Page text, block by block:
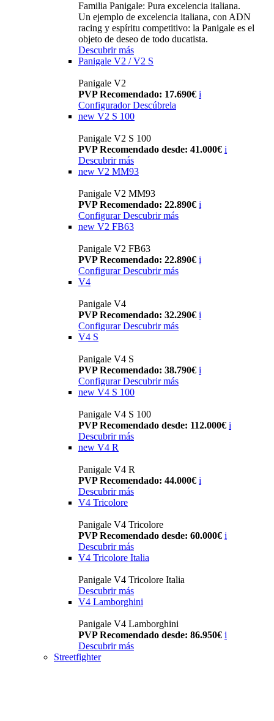
Familia Panigale: Pura excelencia italiana.
Un ejemplo de excelencia italiana, con ADN
racing y espíritu competitivo: la Panigale es el
objeto de deseo de todo ducatista.
Descubrir más
Panigale V2 / V2 S
Panigale V2
PVP Recomendado: 17.690€ i
Configurador Descúbrela
new V2 S 100
Panigale V2 S 100
PVP Recomendado desde: 41.000€ i
Descubrir más
new V2 MM93
Panigale V2 MM93
PVP Recomendado: 22.890€ i
Configurar Descubrir más
new V2 FB63
Panigale V2 FB63
PVP Recomendado: 22.890€ i
Configurar Descubrir más
V4
Panigale V4
PVP Recomendado: 32.290€ i
Configurar Descubrir más
V4 S
Panigale V4 S
PVP Recomendado: 38.790€ i
Configurar Descubrir más
new V4 S 100
Panigale V4 S 100
PVP Recomendado desde: 112.000€ i
Descubrir más
new V4 R
Panigale V4 R
PVP Recomendado: 44.000€ i
Descubrir más
V4 Tricolore
Panigale V4 Tricolore
PVP Recomendado desde: 60.000€ i
Descubrir más
V4 Tricolore Italia
Panigale V4 Tricolore Italia
Descubrir más
V4 Lamborghini
Panigale V4 Lamborghini
PVP Recomendado desde: 86.950€ i
Descubrir más
Streetfighter